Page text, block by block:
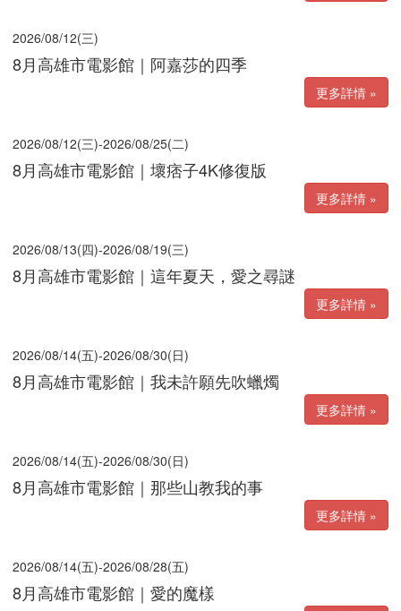
2026/08/12(三)
8月高雄市電影館｜阿嘉莎的四季
更多詳情 »
2026/08/12(三)-2026/08/25(二)
8月高雄市電影館｜壞痞子4K修復版
更多詳情 »
2026/08/13(四)-2026/08/19(三)
8月高雄市電影館｜這年夏天，愛之尋謎
更多詳情 »
2026/08/14(五)-2026/08/30(日)
8月高雄市電影館｜我未許願先吹蠟燭
更多詳情 »
2026/08/14(五)-2026/08/30(日)
8月高雄市電影館｜那些山教我的事
更多詳情 »
2026/08/14(五)-2026/08/28(五)
8月高雄市電影館｜愛的魔樣